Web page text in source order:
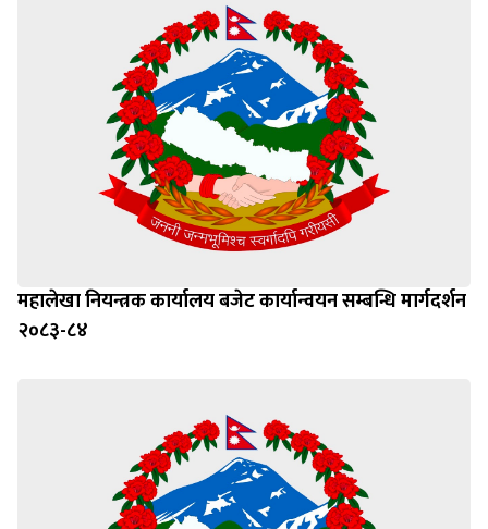
महालेखा नियन्त्रक कार्यालय बजेट कार्यान्वयन सम्बन्धि मार्गदर्शन
२०८३-८४